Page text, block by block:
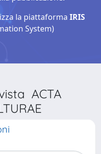
la piattaforma IRIS
System)
ACTA